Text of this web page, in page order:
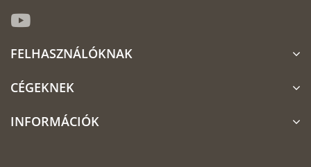
FELHASZNÁLÓKNAK
CÉGEKNEK
INFORMÁCIÓK